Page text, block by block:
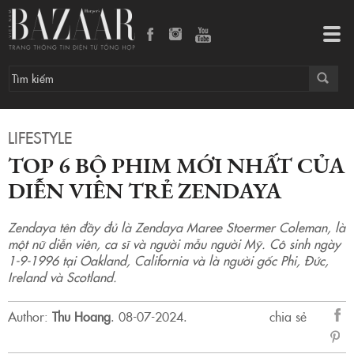
LIFESTYLE
TOP 6 BỘ PHIM MỚI NHẤT CỦA
DIỄN VIÊN TRẺ ZENDAYA
Zendaya tên đầy đủ là Zendaya Maree Stoermer Coleman, là
một nữ diễn viên, ca sĩ và người mẫu người Mỹ. Cô sinh ngày
1-9-1996 tại Oakland, California và là người gốc Phi, Đức,
Ireland và Scotland.
Author: Thu Hoang. 08-07-2024.
chia sẻ
sẻ
Top 6 bộ phim mới nhất của diễn viên trẻ Zendaya